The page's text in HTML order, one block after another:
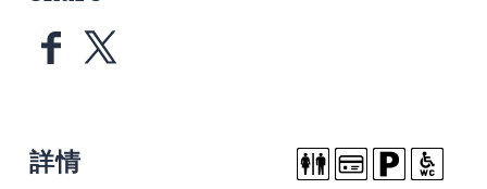
詳情